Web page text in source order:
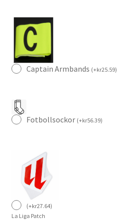
Captain Armbands (+kr25.59)
Fotbollsockor (+kr56.39)
(+kr27.64)
La Liga Patch